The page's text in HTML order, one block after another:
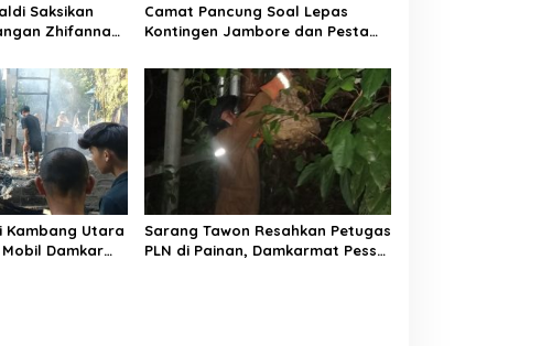
Saksikan
Zhifanna
Camat Pancung Soal Lepas
Kontingen Jambore dan Pesta
Peserta
Kambang Utara
Damkar
Sarang Tawon Resahkan Petugas
PLN di Painan, Damkarmat Pessel